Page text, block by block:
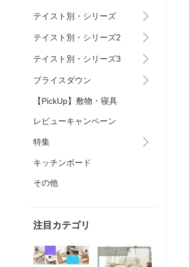
テイスト別・シリーズ
テイスト別・シリーズ2
テイスト別・シリーズ3
プライスダウン
【PickUp】敷物・寝具
レビューキャンペーン
特集
キッチンボード
その他
注目カテゴリ